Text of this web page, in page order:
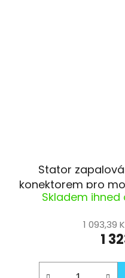
Stator
konektorem pro
Skladem
1 093,39
1